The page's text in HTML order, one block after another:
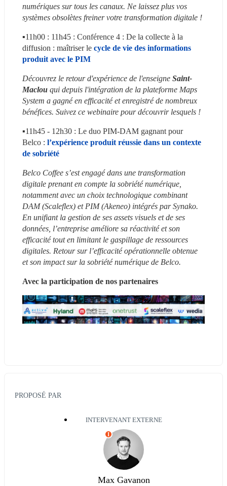
numériques sur tous les canaux. Ne laissez plus vos
systèmes obsolètes freiner votre transformation digitale !
▪️11h00 : 11h45 : Conférence 4 : De la collecte à la
diffusion : maîtriser le cycle de vie des informations
produit avec le PIM
Découvrez le retour d'expérience de l'enseigne Saint-
Maclou qui depuis l'intégration de la plateforme Maps
System a gagné en efficacité et enregistré de nombreux
bénéfices. Suivez ce webinaire pour découvrir lesquels !
▪️11h45 - 12h30 : Le duo PIM-DAM gagnant pour
Belco : l’expérience produit réussie dans un contexte
de sobriété
Belco Coffee s’est engagé dans une transformation
digitale prenant en compte la sobriété numérique,
notamment avec un choix technologique combinant
DAM (Scaleflex) et PIM (Akeneo) intégrés par Synako.
En unifiant la gestion de ses assets visuels et de ses
données, l’entreprise améliore sa réactivité et son
efficacité tout en limitant le gaspillage de ressources
digitales. Retour sur l’efficacité opérationnelle obtenue
et son impact sur la sobriété numérique de Belco.
Avec la participation de nos partenaires
PROPOSÉ PAR
INTERVENANT EXTERNE
I
Max Gavanon